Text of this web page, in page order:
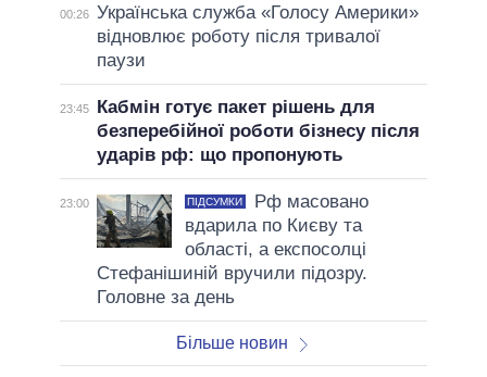
00:26 Українська служба «Голосу Америки»
відновлює роботу після тривалої
паузи
23:45
Кабмін готує пакет рішень для
безперебійної роботи бізнесу після
ударів рф: що пропонують
23:00 ПІДСУМКИ
Рф масовано
вдарила по Києву та
області, а експосолці
Стефанішиній вручили підозру.
Головне за день
Більше новин